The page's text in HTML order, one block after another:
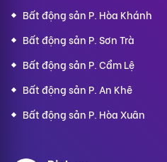
Bất động sản P. Hòa Khánh
Bất động sản P. Sơn Trà
Bất động sản P. Cẩm Lệ
Bất động sản P. An Khê
Bất động sản P. Hòa Xuân